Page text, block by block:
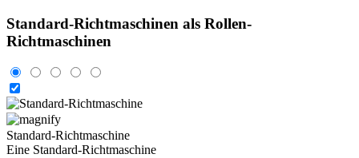
Standard-Richtmaschinen als Rollen-
Richtmaschinen
Standard-Richtmaschine
Eine Standard-Richtmaschine